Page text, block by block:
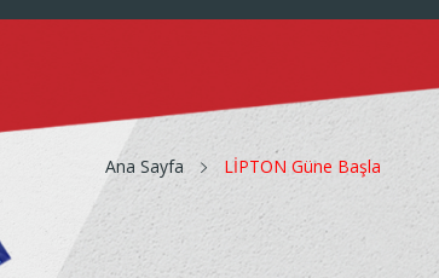
Ana Sayfa LİPTON Güne Başla